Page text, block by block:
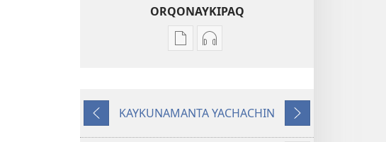
ORQONAYKIPAQ
Kaypi
KAUSASUNCHIS,
Kaypin
DIOSPAQ
KAUSASUNCHIS,
Kutiy
KAYKUNAMANTA YACHACHIN
Qatimuq